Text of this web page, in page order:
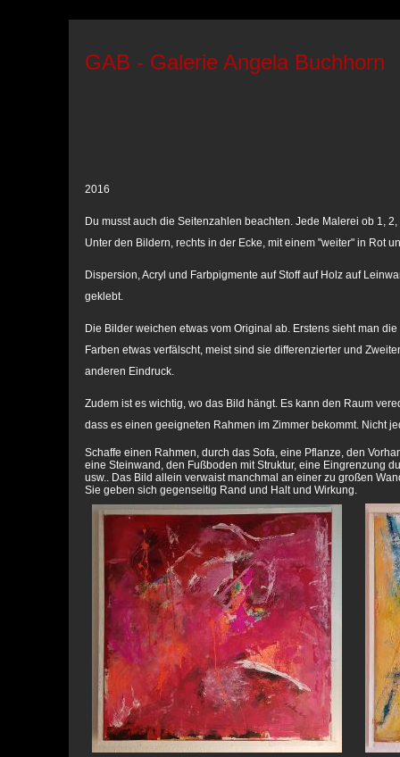
GAB - Galerie Angela Buchhorn
2016
Du musst auch die Seitenzahlen beachten. Jede Malerei ob 1,
Unter den Bildern, rechts in der Ecke, mit einem "weiter" in Rot
Dispersion, Acryl und Farbpigmente auf Stoff auf Holz auf
geklebt.
Die Bilder weichen etwas vom Original ab. Erstens sieht man
Farben etwas verfälscht, meist sind sie differenzierter und
anderen Eindruck.
Zudem ist es wichtig, wo das Bild hängt. Es kann den Raum
dass es einen geeigneten Rahmen im Zimmer bekommt. Nicht
Schaffe einen Rahmen, durch das Sofa, eine Pflanze, den
eine Steinwand, den Fußboden mit Struktur, eine Eingrenzung
usw.. Das Bild allein verwaist manchmal an einer zu großen
Sie geben sich gegenseitig Rand und Halt und Wirkung.